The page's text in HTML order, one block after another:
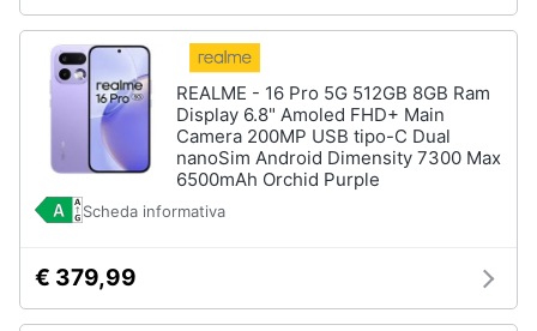
REALME - 16 Pro 5G 512GB 8GB Ram
Display 6.8" Amoled FHD+ Main
Camera 200MP USB tipo-C Dual
nanoSim Android Dimensity 7300 Max
6500mAh Orchid Purple
Scheda informativa
€ 379,99